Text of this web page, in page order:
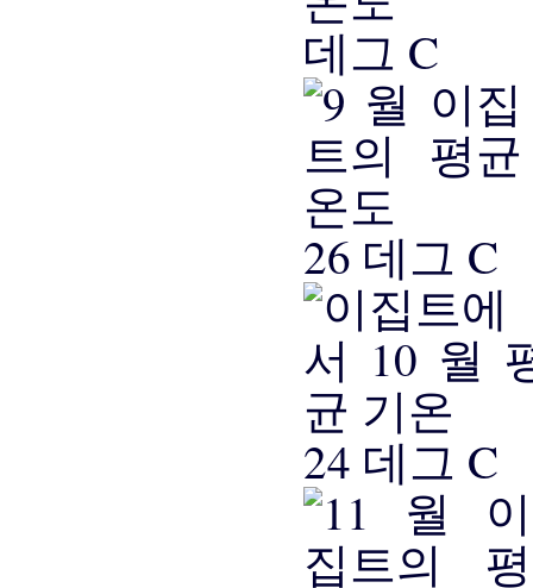
데그 C
26 데그 C
24 데그 C